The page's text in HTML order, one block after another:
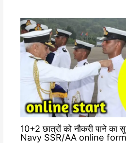
10+2 छात्रों को नौकरी पाने का
Navy SSR/AA online